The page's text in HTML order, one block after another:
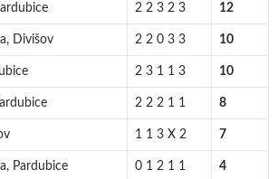
2 2 3 2 3 12
Divišov 2 2 0 3 3 10
2 3 1 1 3 10
2 2 2 1 1 8
1 1 3 X 2 7
Pardubice 0 1 2 1 1 4